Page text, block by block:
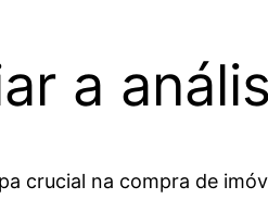
a
crucial na compra de